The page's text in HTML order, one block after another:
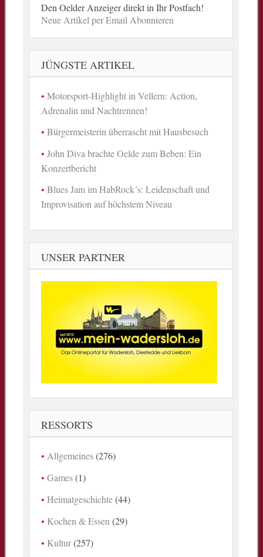
Den Oelder Anzeiger direkt in Ihr Postfach!
Neue Artikel per Email Abonnieren
JÜNGSTE ARTIKEL
Motorsport-Highlight in Vellern: Action,
Adrenalin und Nachtrennen!
Bürgermeisterin überrascht mit Hausbesuch
John Diva brachte Oelde zum Beben: Ein
Konzertbericht
Blues Jam im HabRock´s: Leidenschaft und
Improvisation auf höchstem Niveau
UNSER PARTNER
RESSORTS
Allgemeines(276)
Games(1)
Heimatgeschichte(44)
Kochen & Essen (29)
Kultur(257)